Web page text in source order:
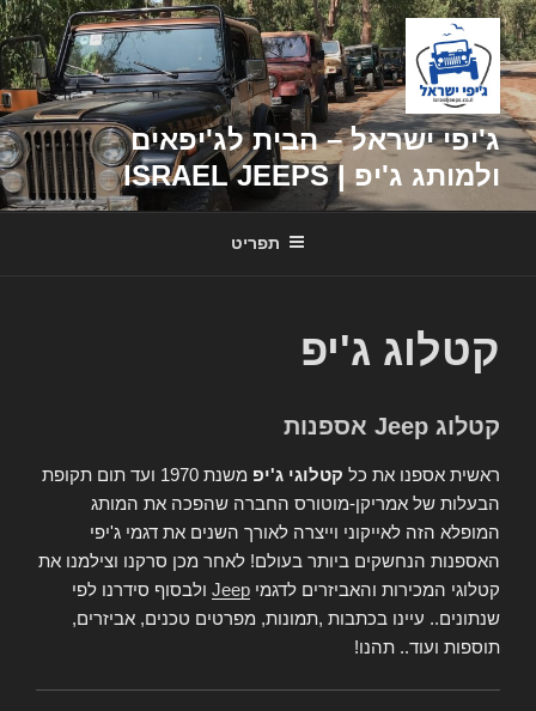
דילוג
לתוכן
ג'יפי ישראל – הבית לג'יפאים
ולמותג ג'יפ | ISRAEL JEEPS
תפריט
קטלוג ג'יפ
קטלוג Jeep אספנות
ראשית אספנו את כל קטלוגי ג'יפ
משנת 1970 ועד תום תקופת
הבעלות של אמריקן-מוטורס החברה שהפכה את המותג
המופלא הזה לאייקוני וייצרה לאורך השנים את דגמי ג'יפי
האספנות הנחשקים ביותר בעולם! לאחר מכן סרקנו וצילמנו את
קטלוגי המכירות והאביזרים לדגמי Jeep ולבסוף סידרנו לפי
שנתונים.. עיינו בכתבות ,תמונות, מפרטים טכנים, אביזרים,
תוספות ועוד.. תהנו!